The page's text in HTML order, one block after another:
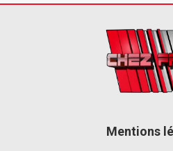
Mentions